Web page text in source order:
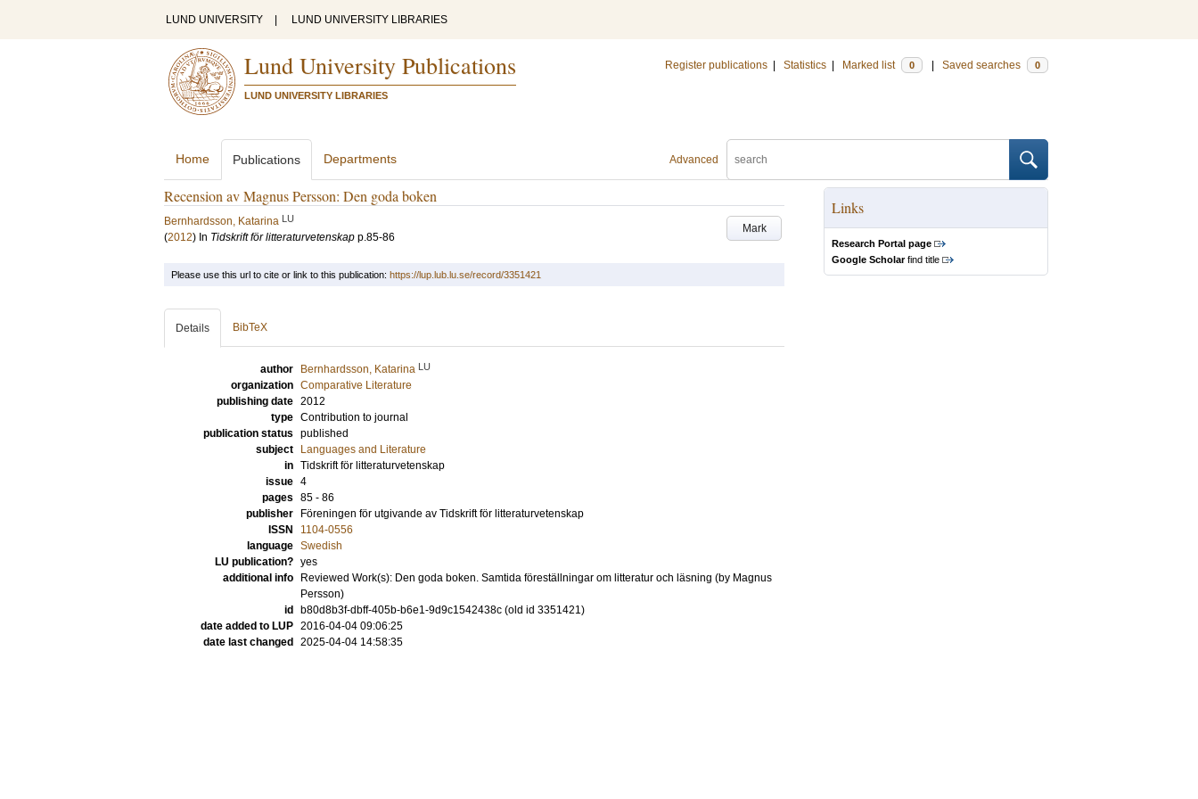
LUND UNIVERSITY LUND UNIVERSITY LIBRARIES
Lund University Publications
LUND UNIVERSITY LIBRARIES
Register publications Statistics Marked list 0 Saved searches 0
Advanced
Home Publications Departments
Recension av Magnus Persson: Den goda boken
Mark
Bernhardsson, Katarina LU
(2012) In Tidskrift för litteraturvetenskap p.85-86
Links
Research Portal page
Google Scholarfind title
Please use this url to cite or link to this publication: https://lup.lub.lu.se/record/3351421
Details BibTeX
author Bernhardsson, Katarina LU
organization Comparative Literature
publishing date 2012
type Contribution to journal
publication status published
subject
Languages and Literature
in Tidskrift för litteraturvetenskap
issue 4
pages 85 - 86
publisher
Föreningen för utgivande av Tidskrift för litteraturvetenskap
ISSN
1104-0556
language Swedish
LU publication? yes
additional info
Reviewed Work(s): Den goda boken. Samtida föreställningar om litteratur och läsning (by Magnus
Persson)
id
b80d8b3f-dbff-405b-b6e1-9d9c1542438c (old id 3351421)
date added to LUP 2016-04-04 09:06:25
date last changed
2025-04-04 14:58:35